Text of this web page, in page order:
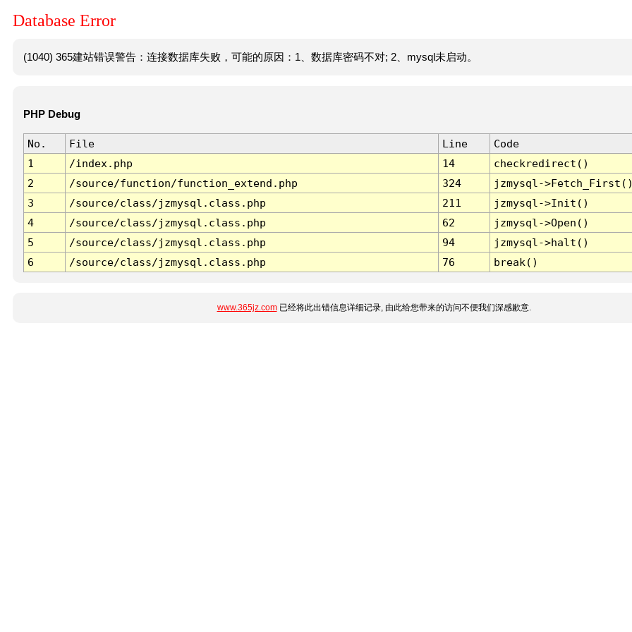
Database Error
(1040) 365建站错误警告：连接数据库失败，可能的原因：1、数据库密码不对; 2、mysql未启动。
PHP Debug
No. File Line
Code
1
/index.php 14
checkredirect()
2
/source/function/function_extend.php 324
jzmysql-
3
/source/class/jzmysql.class.php 211
jzmysql->Init()
4
/source/class/jzmysql.class.php 62
jzmysql->Open()
5
/source/class/jzmysql.class.php 94
jzmysql->halt()
6
/source/class/jzmysql.class.php 76 break()
www.365jz.com已经将此出错信息详细记录, 由此给您带来的访问不便我们深感歉意.